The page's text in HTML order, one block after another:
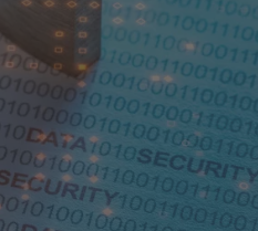
Softwarelizenzen
Private 5G